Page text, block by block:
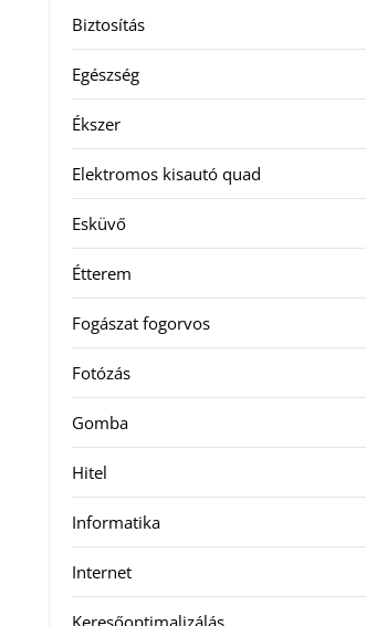
Biztosítás
Egészség
Ékszer
Elektromos kisautó quad
Esküvő
Étterem
Fogászat fogorvos
Fotózás
Gomba
Hitel
Informatika
Internet
Keresőoptimalizálás